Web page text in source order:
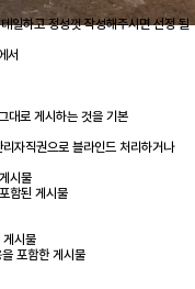
일하고 정성껏 작성해주시면 선정 될
서
대로 게시하는 것을 기본
자직권으로 블라인드 처리하거나
시물
함된 게시물
시물
포함한 게시물